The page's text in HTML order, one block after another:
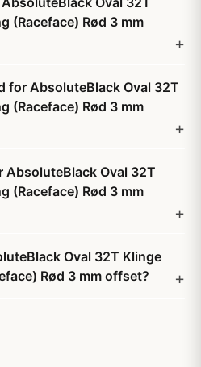
(Raceface) Rød 3 mm
for AbsoluteBlack Oval 32T
(Raceface) Rød 3 mm
Oval 32T
(Raceface) Rød 3 mm
Oval 32T Klinge
Rød 3 mm offset?